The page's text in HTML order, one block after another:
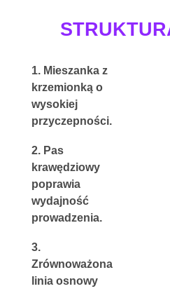
krzemionką o
wysokiej
przyczepności.
2. Pas
krawędziowy
poprawia
wydajność
prowadzenia.
Zrównoważona
linia osnowy